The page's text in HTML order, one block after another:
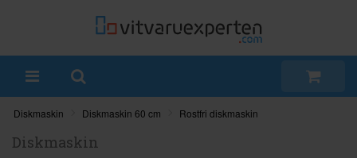
Diskmaskin Diskmaskin 60 cm Rostfri diskmaskin
Diskmaskin